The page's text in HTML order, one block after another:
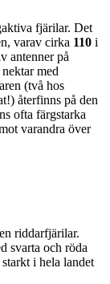
fjärilar. Det
varav cirka 110 i
antenner på
med
(två hos
återfinns på den
ofta färgstarka
varandra över
riddarfjärilar.
svarta och röda
i hela landet